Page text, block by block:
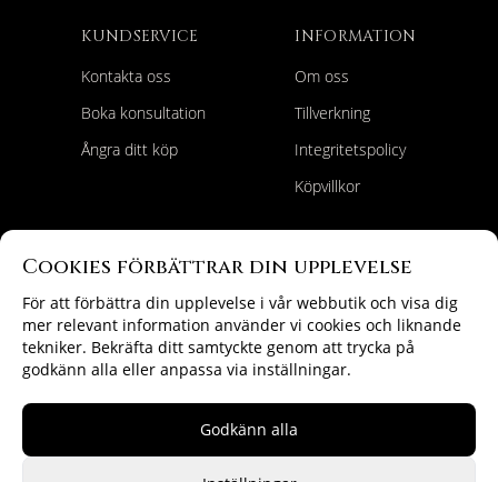
Cookies förbättrar din upplevelse
För att förbättra din upplevelse i vår webbutik och visa dig
mer relevant information använder vi cookies och liknande
tekniker. Bekräfta ditt samtyckte genom att trycka på
godkänn alla eller anpassa via inställningar.
Godkänn alla
KUNDSERVICE
Kontakta oss
Boka konsultation
Ångra ditt köp
INFORMATION
Om oss
Tillverkning
Integritetspolicy
Köpvillkor
Vigselringar
I samarbete med Fotograf Malin Norlén